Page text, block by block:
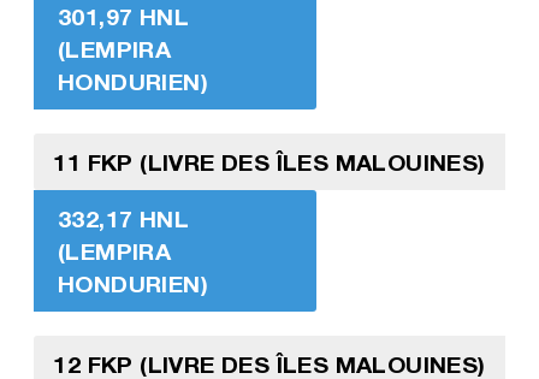
301,97 HNL
(LEMPIRA
HONDURIEN)
11 FKP (LIVRE DES ÎLES MALOUINES)
332,17 HNL
(LEMPIRA
HONDURIEN)
12 FKP (LIVRE DES ÎLES MALOUINES)